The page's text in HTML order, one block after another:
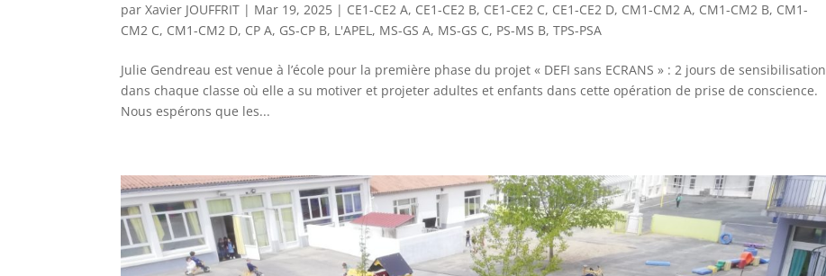
parXavier JOUFFRIT | Mar 19, 2025 | CE1-CE2 A, CE1-CE2 B, CE1-CE2 C, CE1-CE2 D, CM1-CM2 A, CM1-CM2 B, CM1-
CM2 C, CM1-CM2 D, CP A, GS-CP B, L'APEL, MS-GS A, MS-GS C, PS-MS B,TPS-PSA
Julie Gendreau est venue à l’école pour la première phase du projet « DEFI sans ECRANS » : 2 jours de sensibilisation
dans chaque classe où elle a su motiver et projeter adultes et enfants dans cette opération de prise de conscience.
Nous espérons que les...